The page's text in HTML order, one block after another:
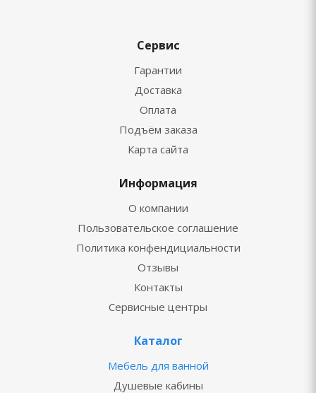
Сервис
Гарантии
Доставка
Оплата
Подъём заказа
Карта сайта
Информация
О компании
Пользовательское соглашение
Политика конфендициальности
Отзывы
Контакты
Сервисные центры
Каталог
Мебель для ванной
Душевые кабины